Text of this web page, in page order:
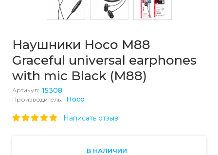
Наушники Hoco M88
Graceful universal earphones
with mic Black (M88)
Артикул: 15308
Производитель: Hoco
Написать отзыв
В НАЛИЧИИ